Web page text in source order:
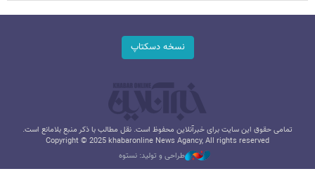
نسخه دسکتاپ
تمامی حقوق این سایت برای خبرآنلاین محفوظ است. نقل مطالب با ذکر منبع بلامانع است.
Copyright © 2025 khabaronline News Agancy, All rights reserved
طراحی و تولید: نستوه